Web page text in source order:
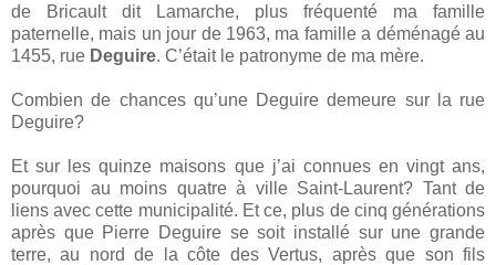
de Bricault dit Lamarche, plus fréquenté ma famille
paternelle, mais un jour de 1963, ma famille a déménagé au
1455, rue Deguire. C’était le patronyme de ma mère.
Combien de chances qu’une Deguire demeure sur la rue
Deguire?
Et sur les quinze maisons que j’ai connues en vingt ans,
pourquoi au moins quatre à ville Saint-Laurent? Tant de
liens avec cette municipalité. Et ce, plus de cinq générations
après que Pierre Deguire se soit installé sur une grande
terre, au nord de la côte des Vertus, après que son fils